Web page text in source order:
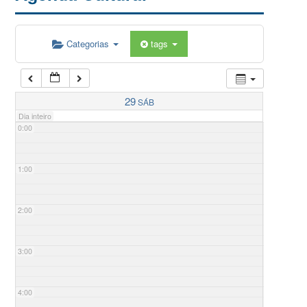
Categorias tags
29SÁB
Dia inteiro
0:00
1:00
2:00
3:00
4:00